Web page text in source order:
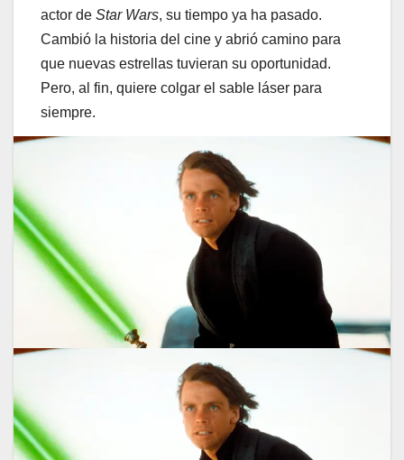
actor de Star Wars, su tiempo ya ha pasado.
Cambió la historia del cine y abrió camino para
que nuevas estrellas tuvieran su oportunidad.
Pero, al fin, quiere colgar el sable láser para
siempre.